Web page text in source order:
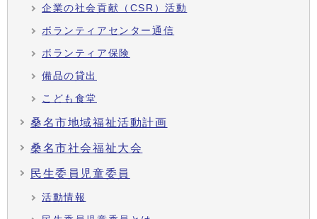
企業の社会貢献（CSR）活動
ボランティアセンター通信
ボランティア保険
備品の貸出
こども食堂
桑名市地域福祉活動計画
桑名市社会福祉大会
民生委員児童委員
活動情報